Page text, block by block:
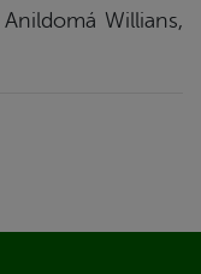
Willians,